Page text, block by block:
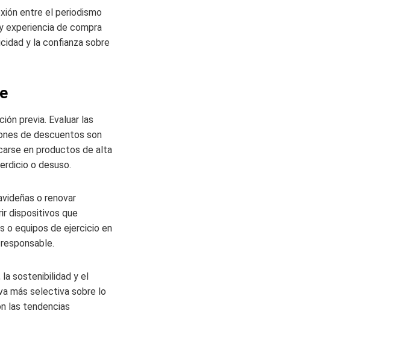
entre el periodismo
experiencia de compra
y la confianza sobre
previa. Evaluar las
de descuentos son
en productos de alta
o desuso.
o renovar
dispositivos que
o equipos de ejercicio en
la sostenibilidad y el
más selectiva sobre lo
las tendencias